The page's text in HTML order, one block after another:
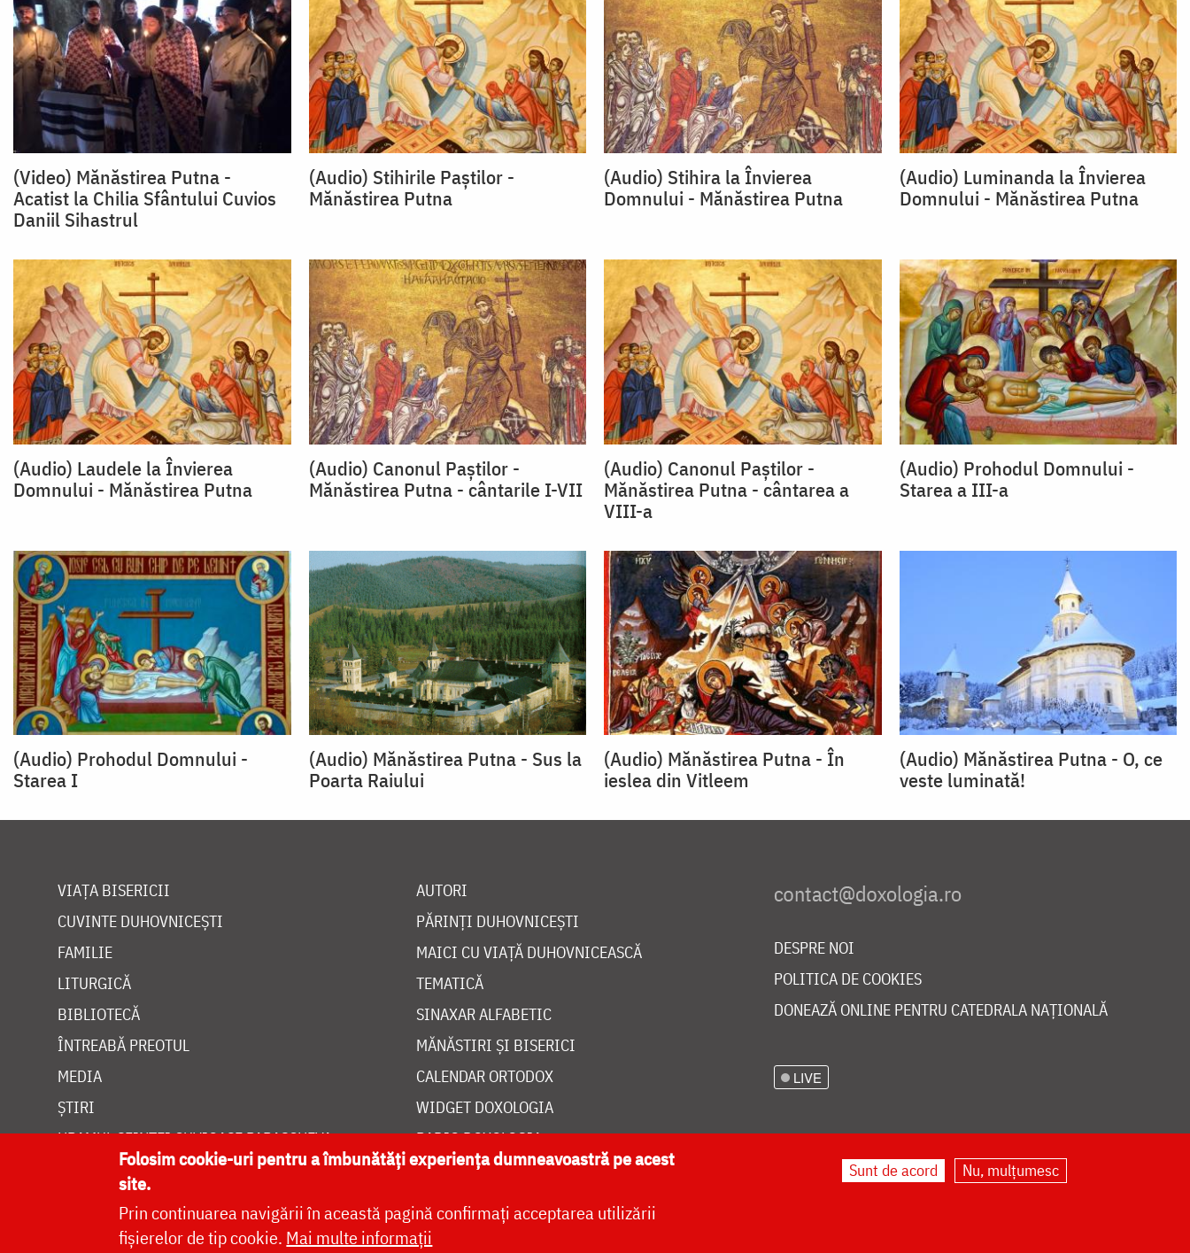
(Video) Mănăstirea Putna -
Acatist la Chilia Sfântului Cuvios
Daniil Sihastrul
(Audio) Stihirile Paştilor -
Mănăstirea Putna
(Audio) Stihira la Învierea
Domnului - Mănăstirea Putna
(Audio) Luminanda la Învierea
Domnului - Mănăstirea Putna
(Audio) Laudele la Învierea
Domnului - Mănăstirea Putna
(Audio) Canonul Paştilor -
Mănăstirea Putna - cântarile I-VII
(Audio) Canonul Paştilor -
Mănăstirea Putna - cântarea a
VIII-a
(Audio) Prohodul Domnului -
Starea a III-a
(Audio) Prohodul Domnului -
Starea I
(Audio) Mănăstirea Putna - Sus la
Poarta Raiului
(Audio) Mănăstirea Putna - În
ieslea din Vitleem
(Audio) Mănăstirea Putna - O, ce
veste luminată!
VIAȚA BISERICII
CUVINTE DUHOVNICEȘTI
FAMILIE
LITURGICĂ
BIBLIOTECĂ
ÎNTREABĂ PREOTUL
MEDIA
ȘTIRI
HRAMUL SFINTEI CUVIOASE PARASCHEVA
AUTORI
PĂRINȚI DUHOVNICEȘTI
MAICI CU VIAȚĂ DUHOVNICEASCĂ
TEMATICĂ
SINAXAR ALFABETIC
MĂNĂSTIRI ȘI BISERICI
CALENDAR ORTODOX
WIDGET DOXOLOGIA
RADIO DOXOLOGIA
DESPRE NOI
POLITICA DE COOKIES
DONEAZĂ ONLINE PENTRU CATEDRALA NAȚIONALĂ
LIVE
Site dezvoltat de
Folosim cookie-uri pentru a îmbunătăți experiența dumneavoastră pe acest
site.
Prin continuarea navigării în această pagină confirmați acceptarea utilizării
fișierelor de tip cookie. Mai multe informații
Sunt de acord Nu, mulțumesc